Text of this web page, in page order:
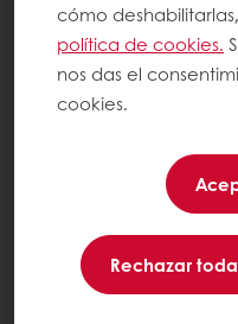
cómo
política de cookies.
nos das el
cookies.
Rechazar